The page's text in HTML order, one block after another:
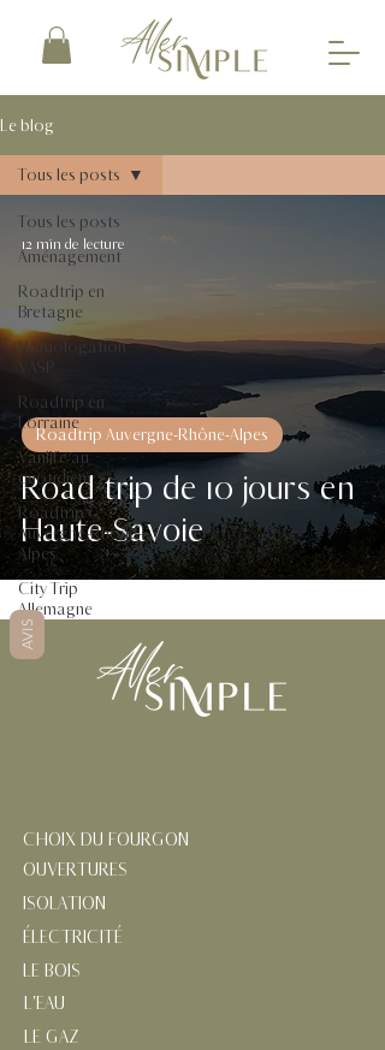
Le blog
Tous les posts
Aménagement
Roadtrip en
Bretagne
Homologation
Roadtrip en
Lorraine
Vanlife au
quotidien
Roadtrip
Auvergne-Rhône-
Alpes
City Trip
Allemagne
Tous les posts
Road trip de 10 jours en
Haute-Savoie
Roadtrip Auvergne-Rhône-Alpes
12 min de lecture
CHOIX DU FOURGON
OUVERTURES
ISOLATION
ÉLECTRICITÉ
LE BOIS
L'EAU
LE GAZ
AVIS